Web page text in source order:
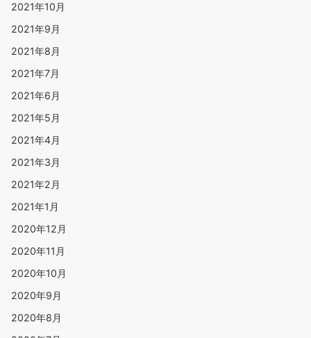
2021年10月
2021年9月
2021年8月
2021年7月
2021年6月
2021年5月
2021年4月
2021年3月
2021年2月
2021年1月
2020年12月
2020年11月
2020年10月
2020年9月
2020年8月